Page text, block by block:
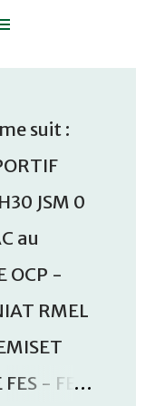
suit :
JSM 0
au
OCP -
RMEL
- FES